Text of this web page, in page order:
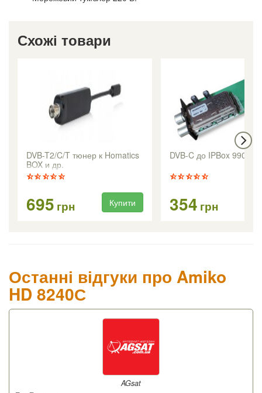
Схожі товари
DVB-T2/C/T тюнер к Homatics
BOX и др.
695 грн Купити
DVB-C до IPBox 9900HD
354 грн
Останні відгуки про Amiko
HD 8240С
AGsat